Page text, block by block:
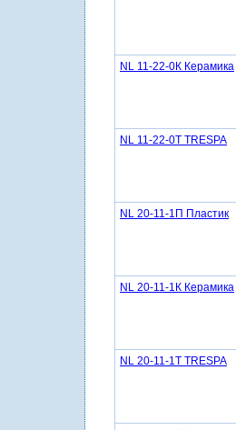
NL 11-22-0К Керамика
NL 11-22-0Т TRESPA
NL 20-11-1П Пластик
NL 20-11-1К Керамика
NL 20-11-1Т TRESPA